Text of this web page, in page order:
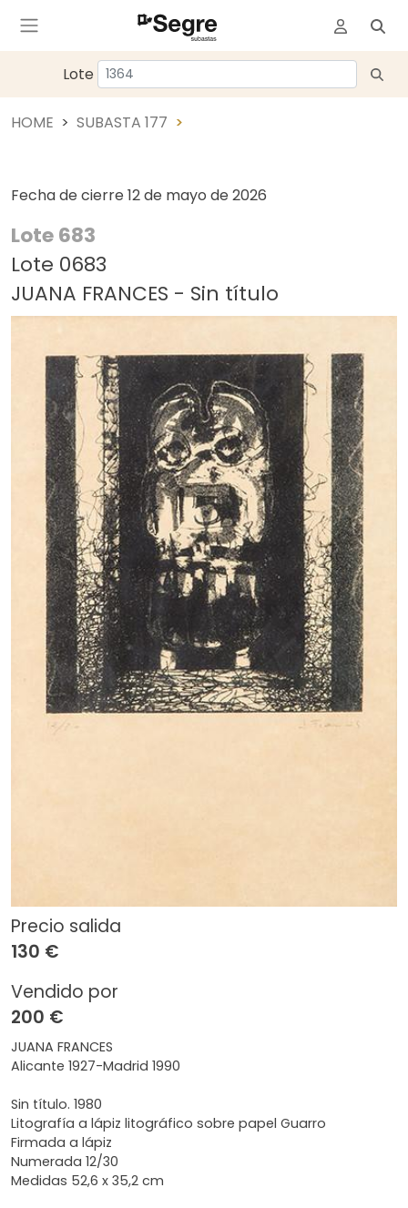
Lote
HOME SUBASTA 177
Fecha de cierre 12 de mayo de 2026
Lote 683
Lote 0683
JUANA FRANCES - Sin título
Precio salida
130 €
Vendido por
200 €
JUANA FRANCES
Alicante 1927-Madrid 1990
Sin título. 1980
Litografía a lápiz litográfico sobre papel Guarro
Firmada a lápiz
Numerada 12/30
Medidas 52,6 x 35,2 cm